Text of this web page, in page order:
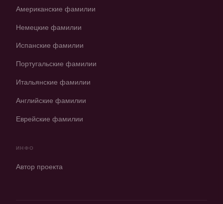
Американские фамилии
Немецкие фамилии
Испанские фамилии
Португальские фамилии
Итальянские фамилии
Английские фамилии
Еврейские фамилии
ИНФО
Автор проекта